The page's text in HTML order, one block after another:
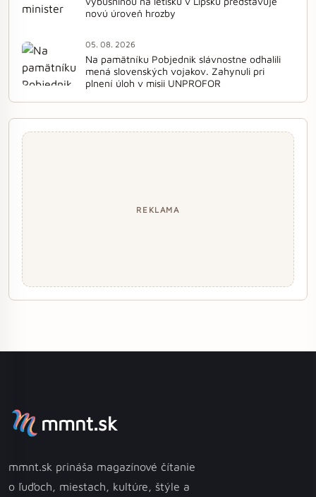
novú úroveň hrozby
05. 08. 2026
Na pamätníku Pobjednik slávnostne odhalili
mená slovenských vojakov. Zahynuli pri
plnení úloh v misii UNPROFOR
REKLAMA
mmnt.sk
mmnt.sk prináša magazínové čítanie
o ľuďoch, miestach, kultúre, štýle a